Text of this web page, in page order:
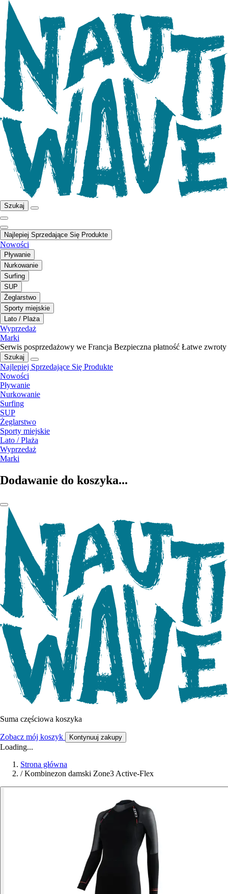
Szukaj
Najlepiej Sprzedające Się Produkte
Nowości
Pływanie
Nurkowanie
Surfing
SUP
Żeglarstwo
Sporty miejskie
Lato / Plaża
Wyprzedaż
Marki
Serwis posprzedażowy we Francja Bezpieczna płatność Łatwe zwroty
Szukaj
Najlepiej Sprzedające Się Produkte
Nowości
Pływanie
Nurkowanie
Surfing
SUP
Żeglarstwo
Sporty miejskie
Lato / Plaża
Wyprzedaż
Marki
Dodawanie do koszyka...
Suma częściowa koszyka
Zobacz mój koszyk Kontynuuj zakupy
Loading...
Strona główna
/ Kombinezon damski Zone3 Active-Flex